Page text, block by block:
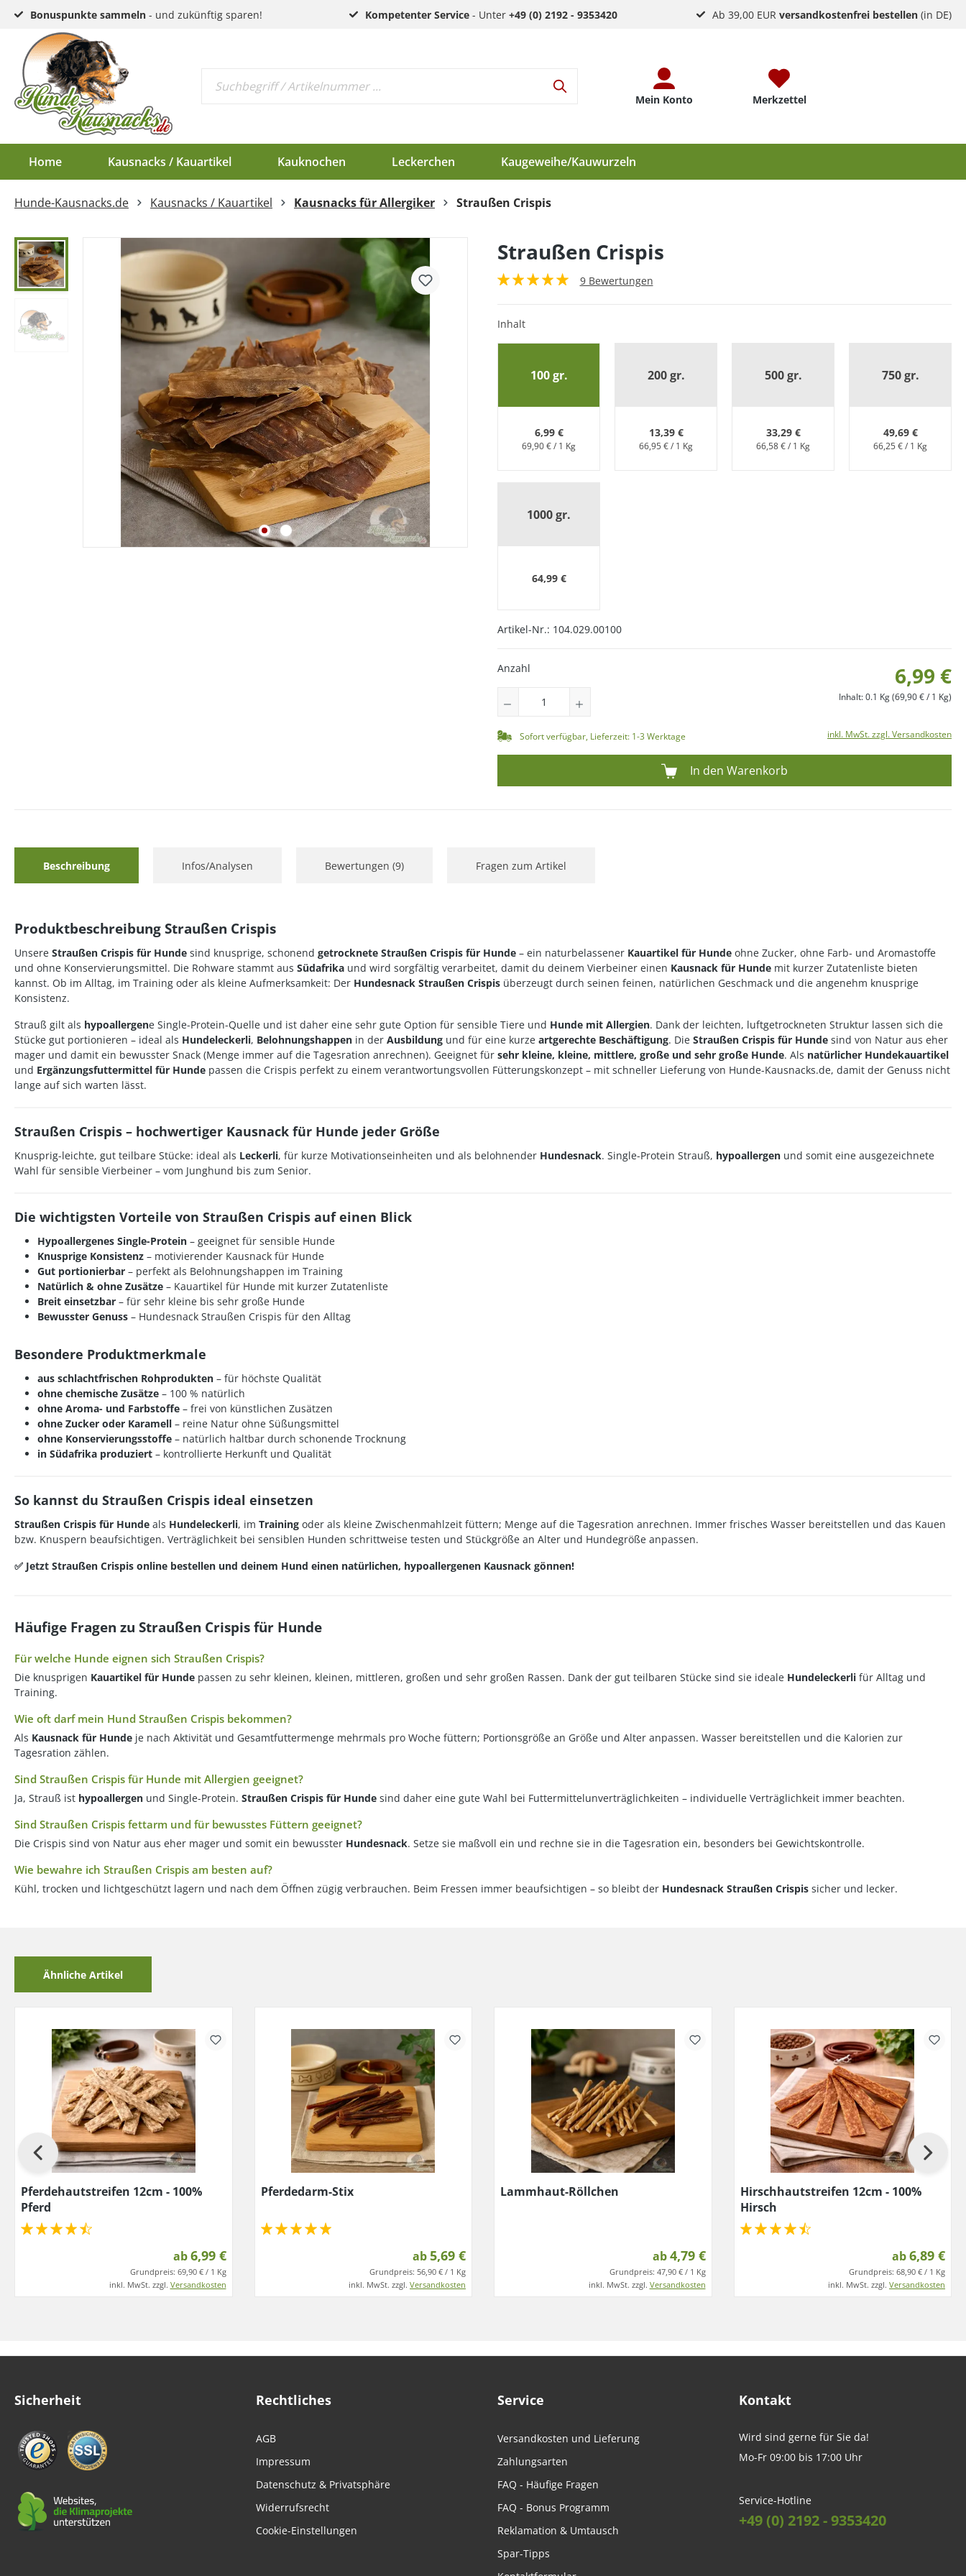
Bonuspunkte sammeln - und zukünftig sparen! Kompetenter Service- Unter +49 (0) 2192 - 9353420 Ab 39,00 EURversandkostenfrei bestellen (in DE)
Mein Konto Merkzettel
Home Kausnacks / Kauartikel Kauknochen Leckerchen Kaugeweihe/Kauwurzeln
Schlund & Dörrfleisch
Kopfhaut & Haut
Sehnen
Ziemer
Ohren
Strossen
Fleisch
Lunge
Pansen & Lunge
Leber & Herz
Schwanz & Ochsenschwanz
Nasen
Maul & Lefzen
Knochen & Beine
Kauknochen EU-Ware
Kauknochen Standard
Endloswürstchen
Mini-Würstchen
Kaugeweihe Half
Dam-Schäufle
Hirschgeweih-Rosetten
Hunde-Kausnacks.de Kausnacks / Kauartikel Kausnacks für Allergiker Straußen Crispis
Straußen Crispis
9 Bewertungen
Inhalt
100 gr.
6,99 €
69,90 € / 1 Kg
200 gr.
13,39 €
66,95 € / 1 Kg
500 gr.
33,29 €
66,58 € / 1 Kg
750 gr.
49,69 €
66,25 € / 1 Kg
1000 gr.
64,99 €
Artikel-Nr.: 104.029.00100
Anzahl 6,99 €
Inhalt:0.1 Kg(69,90 € / 1 Kg)
Sofort verfügbar, Lieferzeit: 1-3 Werktage inkl. MwSt. zzgl. Versandkosten
In den Warenkorb
Beschreibung Infos/Analysen Bewertungen (9) Fragen zum Artikel
Produktbeschreibung Straußen Crispis
Unsere Straußen Crispis für Hunde sind knusprige, schonend getrocknete Straußen Crispis für Hunde – ein naturbelassener Kauartikel für Hunde ohne Zucker, ohne Farb- und Aromastoffe
und ohne Konservierungsmittel. Die Rohware stammt aus Südafrika und wird sorgfältig verarbeitet, damit du deinem Vierbeiner einen Kausnack für Hunde mit kurzer Zutatenliste bieten
kannst. Ob im Alltag, im Training oder als kleine Aufmerksamkeit: Der Hundesnack Straußen Crispis überzeugt durch seinen feinen, natürlichen Geschmack und die angenehm knusprige
Konsistenz.
Strauß gilt als hypoallergene Single-Protein-Quelle und ist daher eine sehr gute Option für sensible Tiere und Hunde mit Allergien. Dank der leichten, luftgetrockneten Struktur lassen sich die
Stücke gut portionieren – ideal als Hundeleckerli, Belohnungshappen in der Ausbildung und für eine kurze artgerechte Beschäftigung. Die Straußen Crispis für Hunde sind von Natur aus eher
mager und damit ein bewusster Snack (Menge immer auf die Tagesration anrechnen). Geeignet für sehr kleine, kleine, mittlere, große und sehr große Hunde. Als natürlicher Hundekauartikel
und Ergänzungsfuttermittel für Hunde passen die Crispis perfekt zu einem verantwortungsvollen Fütterungskonzept – mit schneller Lieferung von Hunde-Kausnacks.de, damit der Genuss nicht
lange auf sich warten lässt.
Straußen Crispis – hochwertiger Kausnack für Hunde jeder Größe
Knusprig-leichte, gut teilbare Stücke: ideal als Leckerli, für kurze Motivationseinheiten und als belohnender Hundesnack. Single-Protein Strauß, hypoallergen und somit eine ausgezeichnete
Wahl für sensible Vierbeiner – vom Junghund bis zum Senior.
Die wichtigsten Vorteile von Straußen Crispis auf einen Blick
Hypoallergenes Single-Protein – geeignet für sensible Hunde
Knusprige Konsistenz – motivierender Kausnack für Hunde
Gut portionierbar – perfekt als Belohnungshappen im Training
Natürlich & ohne Zusätze – Kauartikel für Hunde mit kurzer Zutatenliste
Breit einsetzbar – für sehr kleine bis sehr große Hunde
Bewusster Genuss – Hundesnack Straußen Crispis für den Alltag
Besondere Produktmerkmale
aus schlachtfrischen Rohprodukten – für höchste Qualität
ohne chemische Zusätze – 100 % natürlich
ohne Aroma- und Farbstoffe – frei von künstlichen Zusätzen
ohne Zucker oder Karamell – reine Natur ohne Süßungsmittel
ohne Konservierungsstoffe – natürlich haltbar durch schonende Trocknung
in Südafrika produziert – kontrollierte Herkunft und Qualität
So kannst du Straußen Crispis ideal einsetzen
Straußen Crispis für Hunde als Hundeleckerli, im Training oder als kleine Zwischenmahlzeit füttern; Menge auf die Tagesration anrechnen. Immer frisches Wasser bereitstellen und das Kauen
bzw. Knuspern beaufsichtigen. Verträglichkeit bei sensiblen Hunden schrittweise testen und Stückgröße an Alter und Hundegröße anpassen.
✅ Jetzt Straußen Crispis online bestellen und deinem Hund einen natürlichen, hypoallergenen Kausnack gönnen!
Häufige Fragen zu Straußen Crispis für Hunde
Für welche Hunde eignen sich Straußen Crispis?
Die knusprigen Kauartikel für Hunde passen zu sehr kleinen, kleinen, mittleren, großen und sehr großen Rassen. Dank der gut teilbaren Stücke sind sie ideale Hundeleckerli für Alltag und
Training.
Wie oft darf mein Hund Straußen Crispis bekommen?
Als Kausnack für Hunde je nach Aktivität und Gesamtfuttermenge mehrmals pro Woche füttern; Portionsgröße an Größe und Alter anpassen. Wasser bereitstellen und die Kalorien zur
Tagesration zählen.
Sind Straußen Crispis für Hunde mit Allergien geeignet?
Ja, Strauß ist hypoallergen und Single-Protein. Straußen Crispis für Hunde sind daher eine gute Wahl bei Futtermittelunverträglichkeiten – individuelle Verträglichkeit immer beachten.
Sind Straußen Crispis fettarm und für bewusstes Füttern geeignet?
Die Crispis sind von Natur aus eher mager und somit ein bewusster Hundesnack. Setze sie maßvoll ein und rechne sie in die Tagesration ein, besonders bei Gewichtskontrolle.
Wie bewahre ich Straußen Crispis am besten auf?
Kühl, trocken und lichtgeschützt lagern und nach dem Öffnen zügig verbrauchen. Beim Fressen immer beaufsichtigen – so bleibt der Hundesnack Straußen Crispis sicher und lecker.
Ähnliche Artikel
Pferdehautstreifen 12cm - 100%
Pferd
ab6,99 €
Grundpreis: 69,90 € / 1 Kg
inkl. MwSt. zzgl. Versandkosten
Pferdedarm-Stix
ab5,69 €
Grundpreis: 56,90 € / 1 Kg
inkl. MwSt. zzgl. Versandkosten
Lammhaut-Röllchen
ab4,79 €
Grundpreis: 47,90 € / 1 Kg
inkl. MwSt. zzgl. Versandkosten
Hirschhautstreifen 12cm - 100%
Hirsch
ab6,89 €
Grundpreis: 68,90 € / 1 Kg
inkl. MwSt. zzgl. Versandkosten
Sicherheit Rechtliches
AGB
Impressum
Datenschutz & Privatsphäre
Widerrufsrecht
Cookie-Einstellungen
Service
Versandkosten und Lieferung
Zahlungsarten
FAQ - Häufige Fragen
FAQ - Bonus Programm
Reklamation & Umtausch
Spar-Tipps
Kontakt
Wird sind gerne für Sie da!
Mo-Fr 09:00 bis 17:00 Uhr
Service-Hotline
+49 (0) 2192 - 9353420